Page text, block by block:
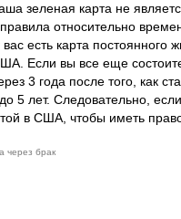
зеленая карта не
относительно
есть карта постоянного
Если вы все еще
3 года после того, как
5 лет. Следовательно,
в США, чтобы иметь
через брак